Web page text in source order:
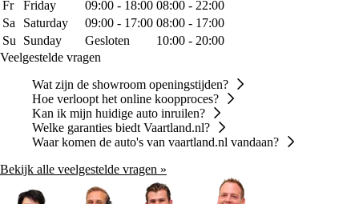
Fr
Friday 09:00 - 18:00 08:00 - 22:00
Sa
Saturday 09:00 - 17:00 08:00 - 17:00
Su
Sunday Gesloten
10:00 - 20:00
Veelgestelde vragen
Wat zijn de showroom openingstijden?
Hoe verloopt het online koopproces?
Kan ik mijn huidige auto inruilen?
Welke garanties biedt Vaartland.nl?
Waar komen de auto's van vaartland.nl vandaan?
Bekijk alle veelgestelde vragen »